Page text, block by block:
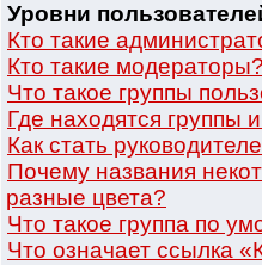
Уровни
Кто такие
Кто такие модераторы?
Что такое группы
Где находятся группы
Как стать
Почему названия
разные цвета?
Что такое группа по
Что означает ссылка